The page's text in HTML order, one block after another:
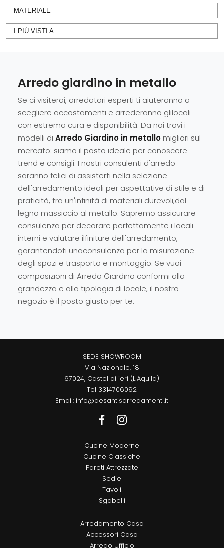
MATERIALE
I PIÙ VISTI A :
Arredo giardino in metallo
Se ci visiterai, arredatori esperti ti aiuteranno a
scegliere accostamenti e arrederanno glilocali
con estrema cura e disponibilità. Da noi trovi i
modelli di Arredo Giardino in metallo migliori sul
mercato: siamo il posto ideale per conoscere
trend e consigli. I nostri consulenti d'arredo
saranno felici di assisterti nella selezione
dell'arredamento ideali per aspettative di stile e di
praticità, tra un'infinità di materiali durevoli,dal
legno massiccio al metallo. Sapremo assicurare
consulenza per decorare perfettamente i locali
interni e valutare ilfiniture dell'arredamento,
garantendoti unaconsulenza per la misurazione
degli spazi e trasporto e montaggio. Se vuoi
composizioni di Arredo Giardino conformi alla
grandezza e alla tipologia di locale, il nostro
negozio è il posto giusto per te.
SEDE SHOWROOM
Via Nazionale, 18
67024, Castel di ieri (L'Aquila)
Tel 3314706092
Email: info@desantisarredamenti.it
Cucine Moderne
Cucine Classiche
Pareti Attrezzate
Sedie
Tavoli
Sgabelli
Arredamento Casa
Accessori Casa
Arredo Ufficio